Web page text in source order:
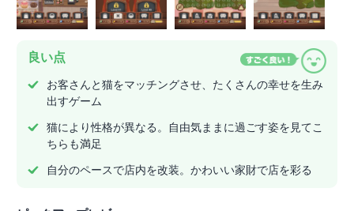
良い点
お客さんと猫をマッチングさせ、たくさんの幸せを生み
出すゲーム
猫により性格が異なる。自由気ままに過ごす姿を見てこ
ちらも満足
自分のペースで店内を改装。かわいい家財で店を彩る